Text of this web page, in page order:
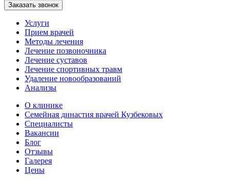
Заказать звонок
Услуги
Прием врачей
Методы лечения
Лечение позвоночника
Лечение суставов
Лечение спортивных травм
Удаление новообразований
Анализы
О клинике
Семейная династия врачей Кузбековых
Специалисты
Вакансии
Блог
Отзывы
Галерея
Цены